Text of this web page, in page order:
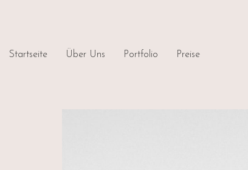
Startseite Über Uns Portfolio Preise